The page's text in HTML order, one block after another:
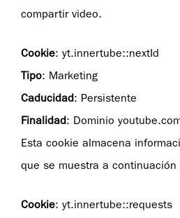
compartir video.
Cookie: yt.innertube::nextId
Tipo: Marketing
Caducidad: Persistente
Finalidad: Dominio
Esta cookie almacena
que se muestra a
Cookie: yt.innertube::requests